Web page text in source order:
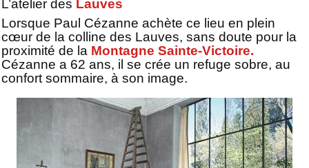
L’atelier des Lauves
Lorsque Paul Cézanne achète ce lieu en plein
cœur de la colline des Lauves, sans doute pour la
proximité de la Montagne Sainte-Victoire.
Cézanne a 62 ans, il se crée un refuge sobre, au
confort sommaire, à son image.